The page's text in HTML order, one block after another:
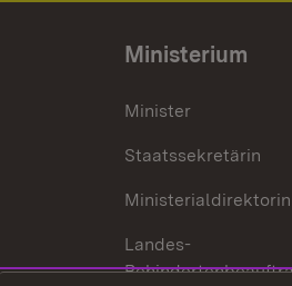
Ministerium
Minister
Staatssekretärin
Ministerialdirektorin
Landes-